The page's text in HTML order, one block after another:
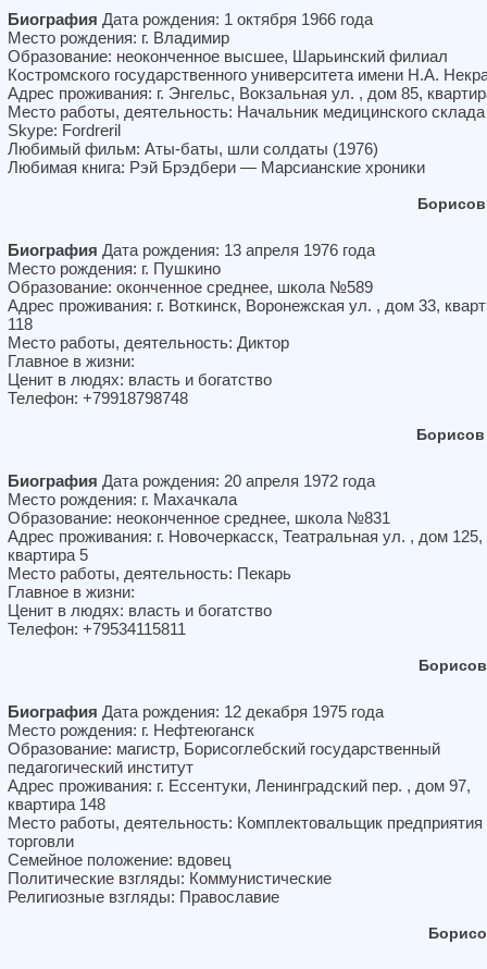
Биография Дата рождения: 1 октября 1966 года
Место рождения: г. Владимир
Образование: неоконченное высшее, Шарьинский филиал
Костромского государственного университета имени Н.А.
Адрес проживания: г. Энгельс, Вокзальная ул. , дом 85,
Место работы, деятельность: Начальник медицинского склада
Skype: Fordreril
Любимый фильм: Аты-баты, шли солдаты (1976)
Любимая книга: Рэй Брэдбери — Марсианские хроники
Биография Дата рождения: 13 апреля 1976 года
Место рождения: г. Пушкино
Образование: оконченное среднее, школа №589
Адрес проживания: г. Воткинск, Воронежская ул. , дом 33,
118
Место работы, деятельность: Диктор
Главное в жизни:
Ценит в людях: власть и богатство
Телефон: +79918798748
Биография Дата рождения: 20 апреля 1972 года
Место рождения: г. Махачкала
Образование: неоконченное среднее, школа №831
Адрес проживания: г. Новочеркасск, Театральная ул. , дом 125,
квартира 5
Место работы, деятельность: Пекарь
Главное в жизни:
Ценит в людях: власть и богатство
Телефон: +79534115811
Биография Дата рождения: 12 декабря 1975 года
Место рождения: г. Нефтеюганск
Образование: магистр, Борисоглебский государственный
педагогический институт
Адрес проживания: г. Ессентуки, Ленинградский пер. , дом 97,
квартира 148
Место работы, деятельность: Комплектовальщик предприятия
торговли
Семейное положение: вдовец
Политические взгляды: Коммунистические
Религиозные взгляды: Православие